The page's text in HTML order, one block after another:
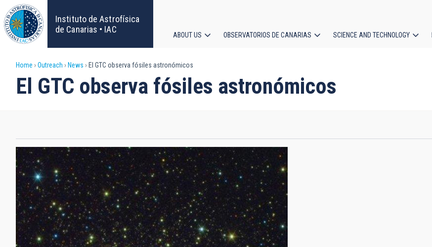
Skip
to
main
content
Instituto de Astrofísica
de Canarias • IAC
navigation
ABOUT US OBSERVATORIOS DE CANARIAS SCIENCE AND TECHNOLOGY
Breadcrumb
Home Outreach News El GTC observa fósiles astronómicos
El GTC observa fósiles astronómicos